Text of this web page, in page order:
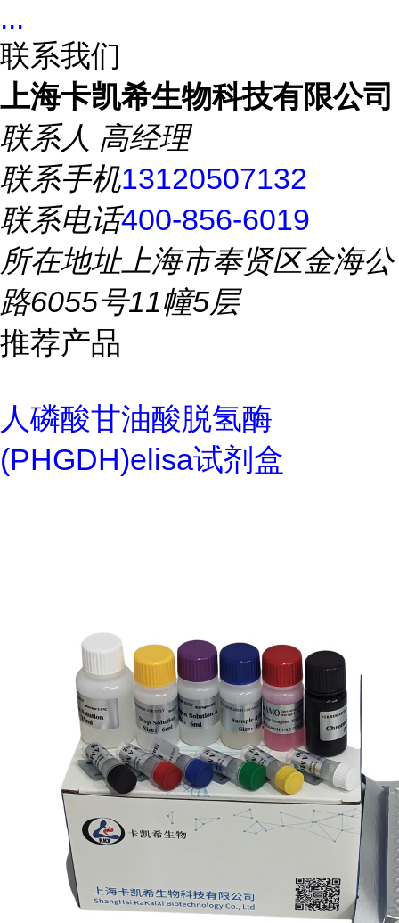
...
联系我们
上海卡凯希生物科技有限公司
联系人 高经理
联系手机13120507132
联系电话400-856-6019
所在地址上海市奉贤区金海公
路6055号11幢5层
推荐产品
人磷酸甘油酸脱氢酶
(PHGDH)elisa试剂盒